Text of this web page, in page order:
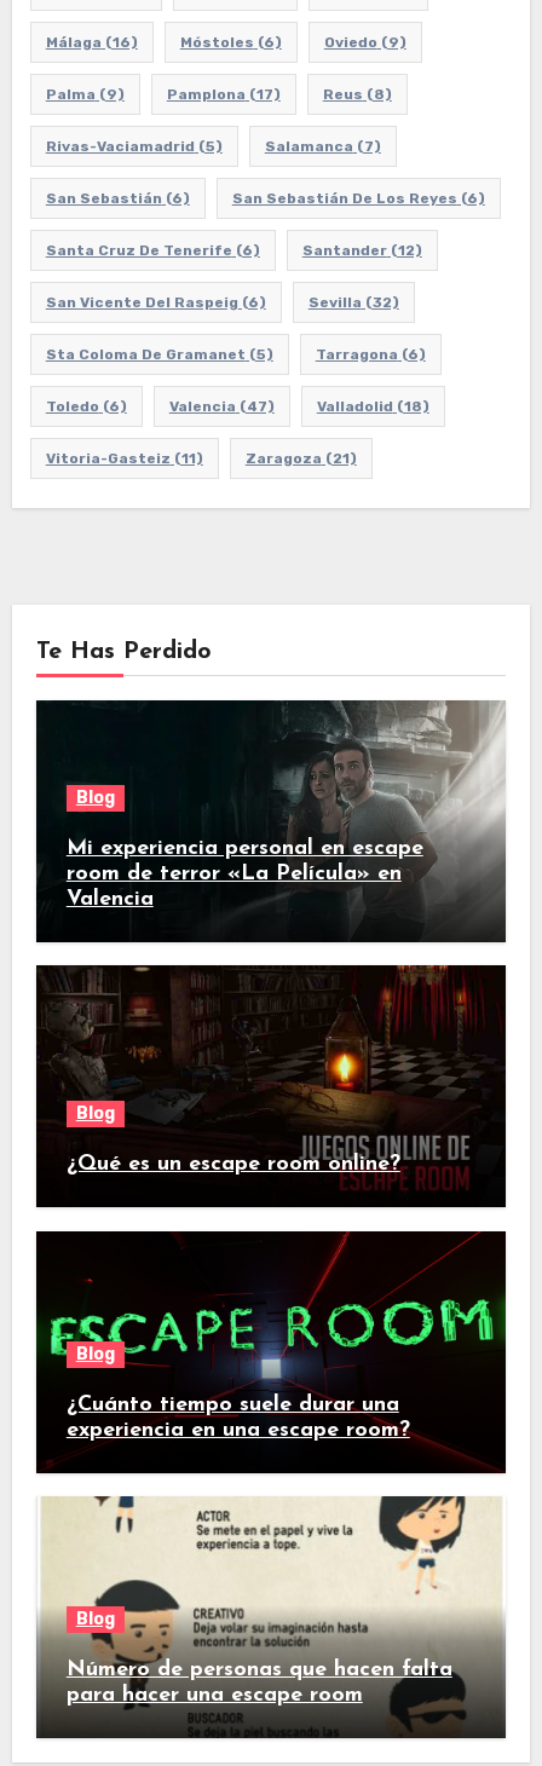
Málaga (16) Móstoles (6) Oviedo (9)
Palma (9) Pamplona (17) Reus (8)
Rivas-Vaciamadrid (5) Salamanca (7)
San Sebastián (6) San Sebastián De Los Reyes (6)
Santa Cruz De Tenerife (6) Santander(12)
San Vicente Del Raspeig (6) Sevilla (32)
Sta Coloma De Gramanet (5) Tarragona (6)
Toledo (6) Valencia (47) Valladolid (18)
Vitoria-Gasteiz (11) Zaragoza (21)
Te Has Perdido
Blog
Mi experiencia personal en escape
room de terror «La Película» en
Valencia
Blog
¿Qué es un escape room online?
Blog
¿Cuánto tiempo suele durar una
experiencia en una escape room?
Blog
Número de personas que hacen falta
para hacer una escape room